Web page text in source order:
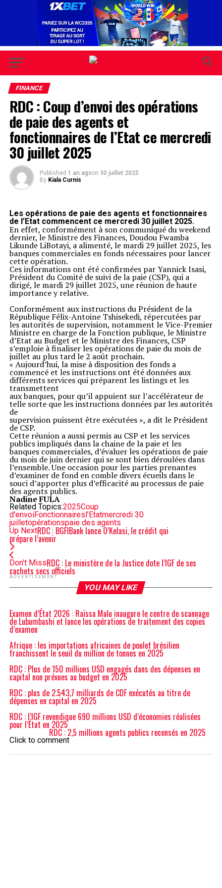
FINANCE
RDC : Coup d’envoi des opérations
de paie des agents et
fonctionnaires de l’Etat ce mercredi
30 juillet 2025
Published 1 an agoon 30 juillet 2025
By Kiala Curnis
Les opérations de paie des agents et fonctionnaires
de l’Etat commencent ce mercredi 30 juillet 2025.
En effet, conformément à son communiqué du weekend
dernier, le Ministre des Finances, Doudou Fwamba
Likunde LiBotayi, a alimenté, le mardi 29 juillet 2025, les
banques commerciales en fonds nécessaires pour lancer
cette opération.
Ces informations ont été confirmées par Yannick Isasi,
Président du Comité de suivi de la paie (CSP), qui a
dirigé, le mardi 29 juillet 2025, une réunion de haute
importance y relative.
Conformément aux instructions du Président de la
République Félix-Antoine Tshisekedi, répercutées par
les autorités de supervision, notamment le Vice-Premier
Ministre en charge de la Fonction publique, le Ministre
d’Etat au Budget et le Ministre des Finances, CSP
s’emploie à finaliser les opérations de paie du mois de
juillet au plus tard le 2 août prochain.
« Aujourd’hui, la mise à disposition des fonds a
commencé et les instructions ont été données aux
différents services qui préparent les listings et les
transmettent
aux banques, pour qu’il appuient sur l’accélérateur de
telle sorte que les instructions données par les autorités
de
supervision puissent être exécutées », a dit le Président
de CSP.
Cette réunion a aussi permis au CSP et les services
publics impliqués dans la chaine de la paie et les
banques commerciales, d’évaluer les opérations de paie
du mois de juin dernier qui se sont bien déroulées dans
l’ensemble. Une occasion pour les parties prenantes
d’examiner de fond en comble divers écueils dans le
souci d’apporter plus d’efficacité au processus de paie
des agents publics.
Nadine FULA
Related Topics:2025Coup
d'envoiFonctionnairesl’Etatmercredi 30
juilletopérationspaie des agents
Up NextRDC : BGFIBank lance O’Kelasi, le crédit qui
prépare l’avenir
Don't MissRDC : Le ministère de la Justice dote l’IGF de ses
cachets secs officiels
ADVERTISEMENT
YOU MAY LIKE
Examen d’État 2026 : Raïssa Malu inaugure le centre de scannage
de Lubumbashi et lance les opérations de traitement des copies
d’examen
Afrique : les importations africaines de poulet brésilien
franchissent le seuil du million de tonnes en 2025
RDC : Plus de 150 millions USD engagés dans des dépenses en
capital non prévues au budget en 2025
RDC : plus de 2.543,7 milliards de CDF exécutés au titre de
dépenses en capital en 2025
RDC : l’IGF revendique 690 millions USD d’économies réalisées
pour l’État en 2025
RDC : 2,5 millions agents publics recensés en 2025
Click to comment